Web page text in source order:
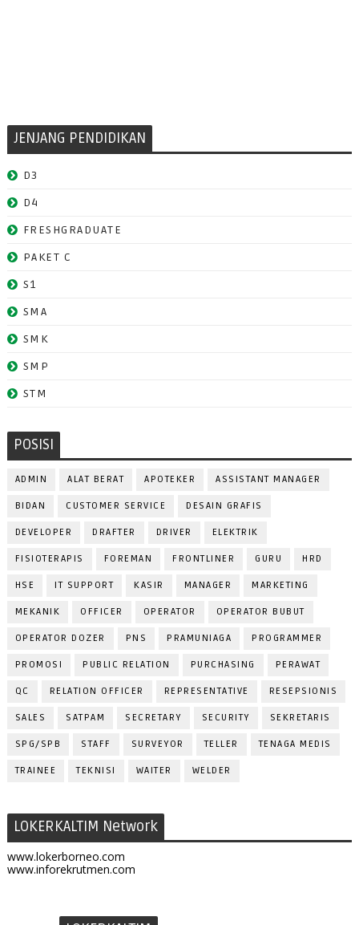
JENJANG PENDIDIKAN
D3
D4
FRESHGRADUATE
PAKET C
S1
SMA
SMK
SMP
STM
POSISI
ADMIN ALAT BERAT APOTEKER ASSISTANT MANAGER
BIDAN CUSTOMER SERVICE DESAIN GRAFIS
DEVELOPER DRAFTER DRIVER ELEKTRIK
FISIOTERAPIS FOREMAN FRONTLINER GURU HRD
HSE IT SUPPORT KASIR MANAGER MARKETING
MEKANIK OFFICER OPERATOR OPERATOR BUBUT
OPERATOR DOZER PNS PRAMUNIAGA PROGRAMMER
PROMOSI PUBLIC RELATION PURCHASING PERAWAT
QC RELATION OFFICER REPRESENTATIVE RESEPSIONIS
SALES SATPAM SECRETARY SECURITY SEKRETARIS
SPG/SPB STAFF SURVEYOR TELLER TENAGA MEDIS
TRAINEE TEKNISI WAITER WELDER
LOKERKALTIM Network
www.lokerborneo.com
www.inforekrutmen.com